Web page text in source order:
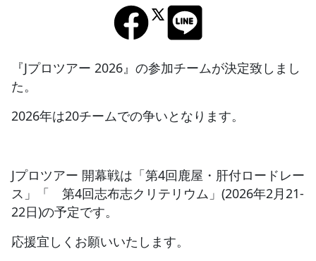
競技ガイド
JBCF ROAD SERIESとは
『Jプロツアー 2026』の参加チームが決定致しまし
た。
2026年は20チームでの争いとなります。
Jプロツアー 開幕戦は「第4回鹿屋・肝付ロードレー
ス」「 第4回志布志クリテリウム」(2026年2月21-
22日)の予定です。
応援宜しくお願いいたします。